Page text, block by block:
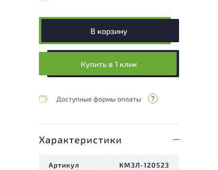
В корзину
Купить в 1 клик
Доступные формы оплаты
Характеристики
Артикул КМЗЛ-120523